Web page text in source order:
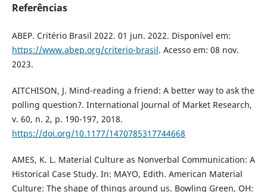
Referências
ABEP. Critério Brasil 2022. 01 jun. 2022. Disponível em:
https://www.abep.org/criterio-brasil. Acesso em: 08 nov.
2023.
AITCHISON, J. Mind-reading a friend: A better way to ask the
polling question?. International Journal of Market Research,
v. 60, n. 2, p. 190-197, 2018.
https://doi.org/10.1177/1470785317744668
AMES, K. L. Material Culture as Nonverbal Communication: A
Historical Case Study. In: MAYO, Edith. American Material
Culture: The shape of things around us. Bowling Green, OH: